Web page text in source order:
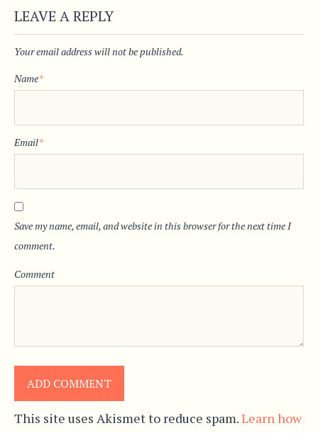
LEAVE A REPLY
Your email address will not be published.
Name*
Email*
Save my name, email, and website in this browser for the next time I
comment.
Comment
This site uses Akismet to reduce spam.Learn how